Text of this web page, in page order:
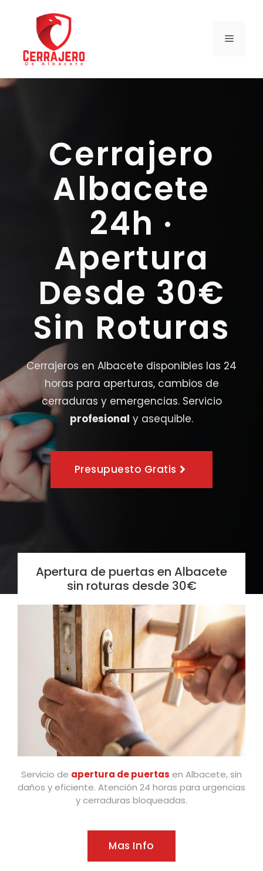
contenido
MENÚ
Cerrajero
Albacete
24h ·
Apertura
Desde 30€
Sin Roturas
Cerrajeros en Albacete disponibles las 24
horas para aperturas, cambios de
cerraduras y emergencias. Servicio
profesional y asequible.
Presupuesto Gratis
Apertura de puertas en Albacete
sin roturas desde 30€
Servicio de apertura de puertas en Albacete, sin
daños y eficiente. Atención 24 horas para urgencias
y cerraduras bloqueadas.
Mas Info